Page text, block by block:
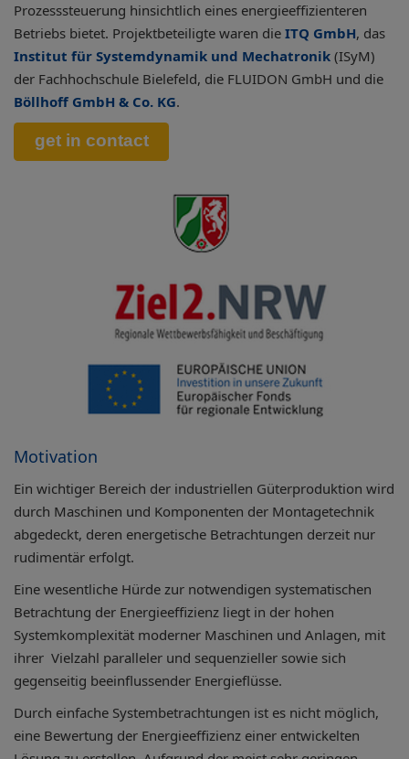
Prozesssteuerung hinsichtlich eines energieeffizienteren
Betriebs bietet. Projektbeteiligte waren die ITQ GmbH, das
Institut für Systemdynamik und Mechatronik (ISyM)
der Fachhochschule Bielefeld, die FLUIDON GmbH und die
Böllhoff GmbH & Co. KG.
Motivation
Ein wichtiger Bereich der industriellen Güterproduktion wird
durch Maschinen und Komponenten der Montagetechnik
abgedeckt, deren energetische Betrachtungen derzeit nur
rudimentär erfolgt.
Eine wesentliche Hürde zur notwendigen systematischen
Betrachtung der Energieeffizienz liegt in der hohen
Systemkomplexität moderner Maschinen und Anlagen, mit
ihrer Vielzahl paralleler und sequenzieller sowie sich
gegenseitig beeinflussender Energieflüsse.
Durch einfache Systembetrachtungen ist es nicht möglich,
eine Bewertung der Energieeffizienz einer entwickelten